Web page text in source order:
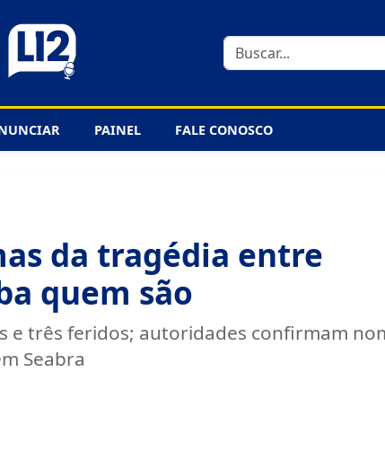
PAINEL FALE CONOSCO
da tragédia entre
quem são
e três feridos; autoridades confirmam
Seabra